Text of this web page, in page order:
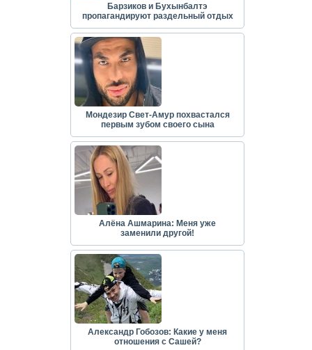
Барзиков и Бухынбалтэ
пропагандируют раздельный отдых
Мондезир Свет-Амур похвастался
первым зубом своего сына
Алёна Ашмарина: Меня уже
заменили другой!
Александр Гобозов: Какие у меня
отношения с Сашей?